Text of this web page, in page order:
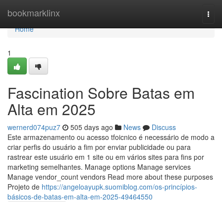
bookmarklinx
Home
Home
1
Fascination Sobre Batas em
Alta em 2025
wernerd074puz7 505 days ago News
Discuss
Este armazenamento ou acesso tfoicnico é necessário de modo a
criar perfis do usuário a fim por enviar publicidade ou para
rastrear este usuário em 1 site ou em vários sites para fins por
marketing semelhantes. Manage options Manage services
Manage vendor_count vendors Read more about these purposes
Projeto de https://angeloayupk.suomiblog.com/os-princípios-
básicos-de-batas-em-alta-em-2025-49464550